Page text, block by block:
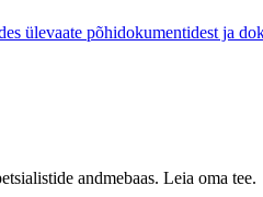
ülevaate põhidokumentidest ja
andmebaas. Leia oma tee.